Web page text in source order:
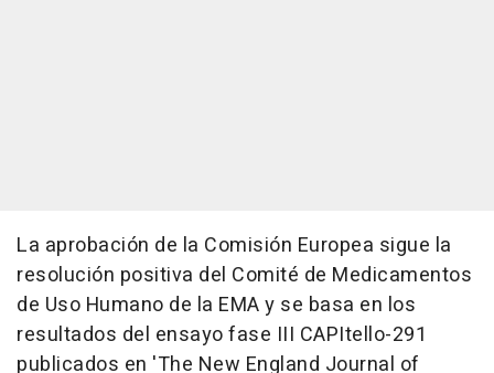
La aprobación de la Comisión Europea sigue la
resolución positiva del Comité de Medicamentos
de Uso Humano de la EMA y se basa en los
resultados del ensayo fase III CAPItello-291
publicados en 'The New England Journal of